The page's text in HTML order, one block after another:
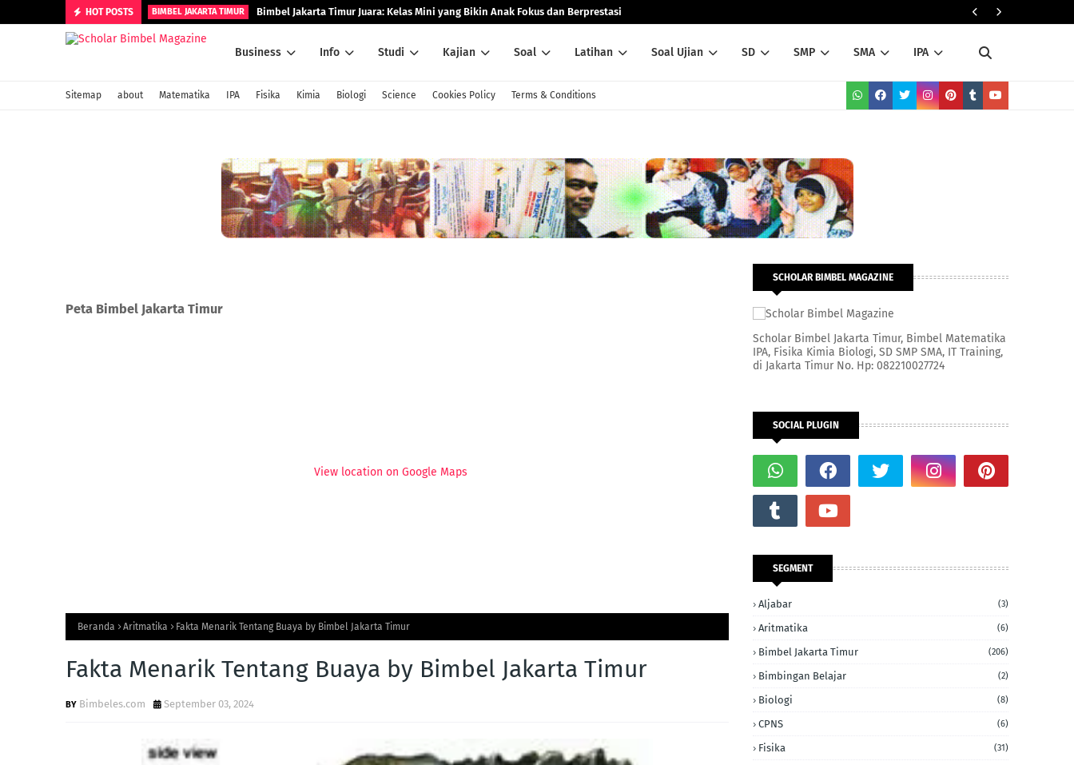
HOT POSTS BIMBEL JAKARTA TIMUR Bimbel Jakarta Timur Juara: Kelas Mini yang Bikin Anak Fokus dan Berprestasi
Business Info Studi Kajian Soal Latihan Soal Ujian SD SMP SMA IPA
Sitemap about Matematika IPA Fisika Kimia Biologi Science Cookies Policy Terms & Conditions
Peta Bimbel Jakarta Timur
View location on Google Maps
Beranda Aritmatika Fakta Menarik Tentang Buaya by Bimbel Jakarta Timur
Fakta Menarik Tentang Buaya by Bimbel Jakarta Timur
Bimbeles.com September 03, 2024
SCHOLAR BIMBEL MAGAZINE
Scholar Bimbel Jakarta Timur, Bimbel Matematika
IPA, Fisika Kimia Biologi, SD SMP SMA, IT Training,
di Jakarta Timur No. Hp: 082210027724
SOCIAL PLUGIN
SEGMENT
Aljabar (3)
Aritmatika (6)
Bimbel Jakarta Timur (206)
Bimbingan Belajar (2)
Biologi (8)
CPNS (6)
Fisika (31)